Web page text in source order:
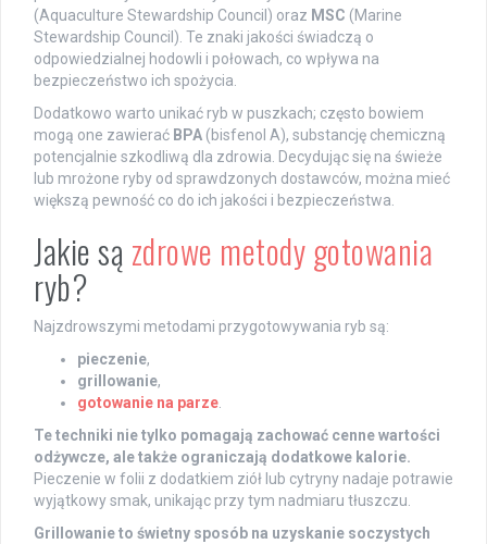
(Aquaculture Stewardship Council) oraz MSC (Marine
Stewardship Council). Te znaki jakości świadczą o
odpowiedzialnej hodowli i połowach, co wpływa na
bezpieczeństwo ich spożycia.
Dodatkowo warto unikać ryb w puszkach; często bowiem
mogą one zawierać BPA (bisfenol A), substancję chemiczną
potencjalnie szkodliwą dla zdrowia. Decydując się na świeże
lub mrożone ryby od sprawdzonych dostawców, można mieć
większą pewność co do ich jakości i bezpieczeństwa.
Jakie są zdrowe metody gotowania
ryb?
Najzdrowszymi metodami przygotowywania ryb są:
pieczenie,
grillowanie,
gotowanie na parze
Te techniki nie tylko pomagają zachować cenne wartości
odżywcze, ale także ograniczają dodatkowe kalorie.
Pieczenie w folii z dodatkiem ziół lub cytryny nadaje potrawie
wyjątkowy smak, unikając przy tym nadmiaru tłuszczu.
Grillowanie to świetny sposób na uzyskanie soczystych